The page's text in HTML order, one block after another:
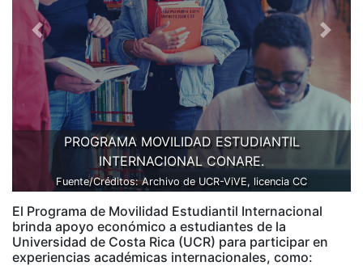
PROGRAMA MOVILIDAD ESTUDIANTIL
INTERNACIONAL CONARE.
Fuente/Créditos: Archivo de UCR-ViVE, licencia CC
Previous Next
El Programa de Movilidad Estudiantil Internacional
brinda apoyo económico a estudiantes de la
Universidad de Costa Rica (UCR) para participar en
experiencias académicas internacionales, como: